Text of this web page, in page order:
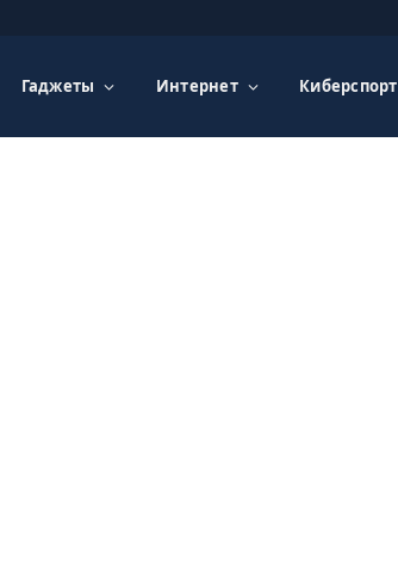
Гаджеты Интернет Киберспорт